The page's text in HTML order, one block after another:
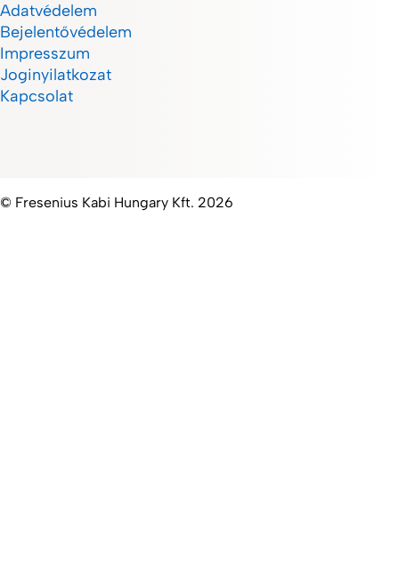
Adatvédelem
Bejelentővédelem
Impresszum
Joginyilatkozat
Kapcsolat
© Fresenius Kabi Hungary Kft. 2026